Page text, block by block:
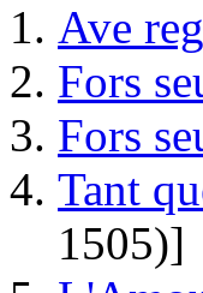
Ave
Fors
Fors
Tant
1505)]